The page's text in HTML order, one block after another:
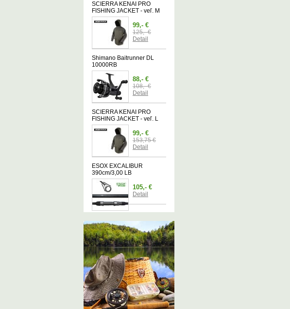
SCIERRA KENAI PRO
FISHING JACKET - veľ. M
99,- €
125,- €
Detail
Shimano Baitrunner DL
10000RB
88,- €
108,- €
Detail
SCIERRA KENAI PRO
FISHING JACKET - veľ. L
99,- €
153,75 €
Detail
ESOX EXCALIBUR
390cm/3,00 LB
105,- €
Detail